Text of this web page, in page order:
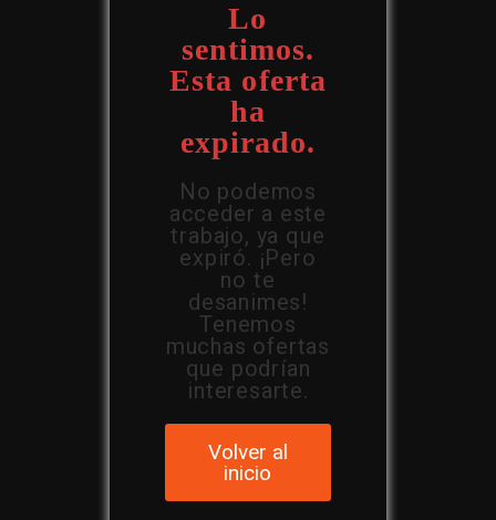
Lo
sentimos.
Esta oferta
ha
expirado.
No podemos
acceder a este
trabajo, ya que
expiró. ¡Pero
no te
desanimes!
Tenemos
muchas ofertas
que podrían
interesarte.
Volver al
inicio